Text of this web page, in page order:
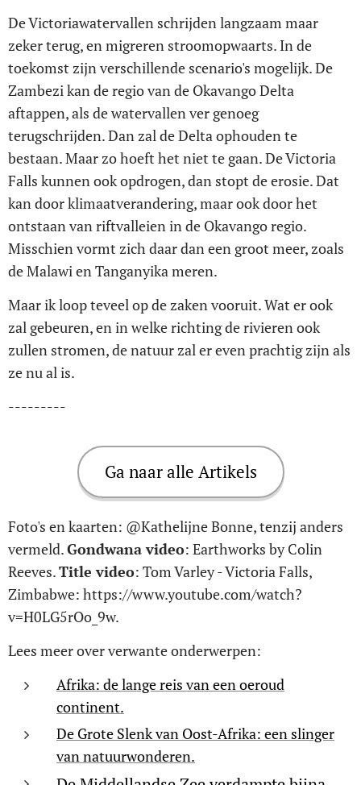
De Victoriawatervallen schrijden langzaam maar
zeker terug, en migreren stroomopwaarts. In de
toekomst zijn verschillende scenario's mogelijk. De
Zambezi kan de regio van de Okavango Delta
aftappen, als de watervallen ver genoeg
terugschrijden. Dan zal de Delta ophouden te
bestaan. Maar zo hoeft het niet te gaan. De Victoria
Falls kunnen ook opdrogen, dan stopt de erosie. Dat
kan door klimaatverandering, maar ook door het
ontstaan van riftvalleien in de Okavango regio.
Misschien vormt zich daar dan een groot meer, zoals
de Malawi en Tanganyika meren.
Maar ik loop teveel op de zaken vooruit. Wat er ook
zal gebeuren, en in welke richting de rivieren ook
zullen stromen, de natuur zal er even prachtig zijn als
ze nu al is.
---------
Ga naar alle Artikels
Foto's en kaarten: @Kathelijne Bonne, tenzij anders
vermeld.Gondwana video: Earthworks by Colin
Reeves.Title video: Tom Varley - Victoria Falls,
Zimbabwe: https://www.youtube.com/watch?
v=H0LG5rOo_9w.
Lees meer over verwante onderwerpen:
Afrika: de lange reis van een oeroud
continent.
De Grote Slenk van Oost-Afrika: een slinger
van natuurwonderen.